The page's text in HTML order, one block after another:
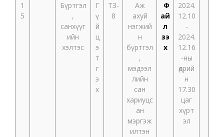
1
5
Бүртгэл
,
санхүүг
ийн
хэлтэс
Г
ү
й
ц
э
т
г
э
х
ТЗ-
8
Аж
ахуй
нэгжий
н
бүртгэл
,
мэдээл
лийн
сан
хариуцс
ан
мэргэж
илтэн
Ф
ай
л
үзэ
х
2024.
12.10
-
2024.
12.16
-ны
өдрий
н
17.30
цаг
хүрт
эл